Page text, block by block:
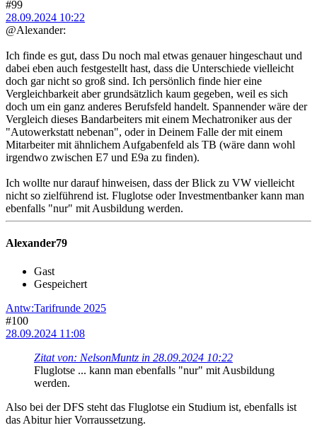
#99
28.09.2024 10:22
@Alexander:
Ich finde es gut, dass Du noch mal etwas genauer hingeschaut und
dabei eben auch festgestellt hast, dass die Unterschiede vielleicht
doch gar nicht so groß sind. Ich persönlich finde hier eine
Vergleichbarkeit aber grundsätzlich kaum gegeben, weil es sich
doch um ein ganz anderes Berufsfeld handelt. Spannender wäre der
Vergleich dieses Bandarbeiters mit einem Mechatroniker aus der
"Autowerkstatt nebenan", oder in Deinem Falle der mit einem
Mitarbeiter mit ähnlichem Aufgabenfeld als TB (wäre dann wohl
irgendwo zwischen E7 und E9a zu finden).
Ich wollte nur darauf hinweisen, dass der Blick zu VW vielleicht
nicht so zielführend ist. Fluglotse oder Investmentbanker kann man
ebenfalls "nur" mit Ausbildung werden.
Alexander79
Gast
Gespeichert
Antw:Tarifrunde 2025
#100
28.09.2024 11:08
Zitat von: NelsonMuntz in 28.09.2024 10:22
Fluglotse ... kann man ebenfalls "nur" mit Ausbildung
werden.
Also bei der DFS steht das Fluglotse ein Studium ist, ebenfalls ist
das Abitur hier Vorraussetzung.